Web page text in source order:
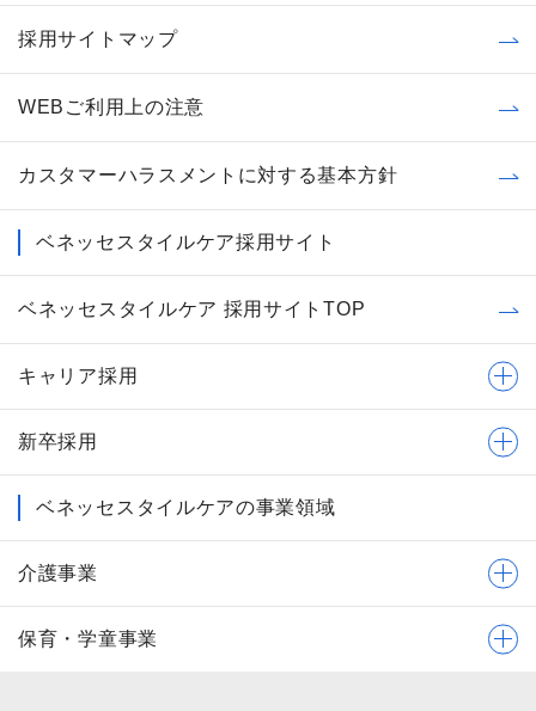
採用サイトマップ
WEBご利用上の注意
カスタマーハラスメントに対する基本方針
ベネッセスタイルケア採用サイト
ベネッセスタイルケア 採用サイトTOP
キャリア採用
新卒採用
ベネッセスタイルケアの事業領域
介護事業
保育・学童事業